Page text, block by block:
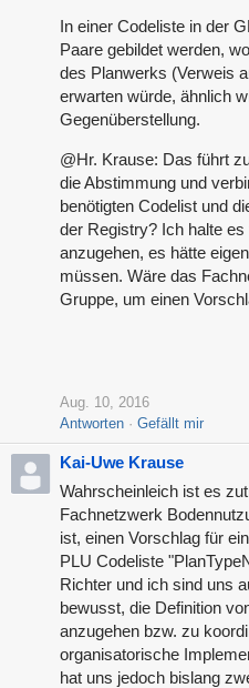
In einer Codeliste in der
Paare gebildet werden,
des Planwerks (Verweis
erwarten würde, ähnlich
Gegenüberstellung.
@Hr. Krause: Das führt
die Abstimmung und
benötigten Codelist und
der Registry? Ich halte
anzugehen, es hätte
müssen. Wäre das
Gruppe, um einen
Aug. 10, 2016
Antworten
Gefällt mir
Kai-Uwe Krause
Wahrscheinleich ist es
Fachnetzwerk
ist, einen Vorschlag für
PLU Codeliste
Richter und ich sind uns
bewusst, die Definition
anzugehen bzw. zu
organisatorische
hat uns jedoch bislang